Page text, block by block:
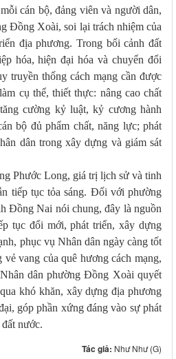
cán bộ, đảng viên và người dân,
Đồng Xoài, soi lại trách nhiệm của
địa phương. Trong bối cảnh đất
hóa, hiện đại hóa và chuyển đổi
truyền thống cách mạng cần được
cụ thể, thiết thực: nâng cao chất
cường kỷ luật, kỷ cương hành
bộ đủ phẩm chất, năng lực; phát
dân trong xây dựng và giám sát
Phước Long, giá trị lịch sử và tinh
tiếp tục tỏa sáng. Đối với phường
Đồng Nai nói chung, đây là nguồn
tục đổi mới, phát triển, xây dựng
phục vụ Nhân dân ngày càng tốt
vang của quê hương cách mạng,
dân phường Đồng Xoài quyết
khó khăn, xây dựng địa phương
góp phần xứng đáng vào sự phát
nước.
Tác giả: Như Như (G)